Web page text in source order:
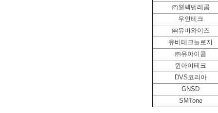
㈜웰텍텔레콤
우인테크
㈜유비와이즈
유비테크놀로지
㈜유아이콤
윈아이테크
DVS코리아
GNSD
SMTone